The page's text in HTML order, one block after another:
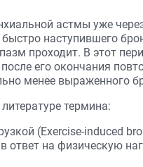
астмы уже
наступившего
проходит. В этот
его окончания
менее выраженного
термина:
(Exercise-induced
на физическую